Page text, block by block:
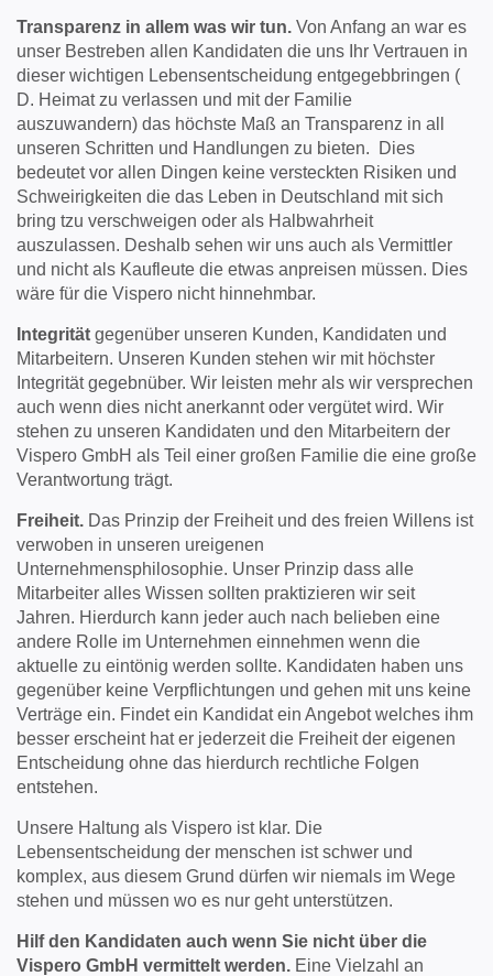
Transparenz in allem was wir tun. Von Anfang an war es
unser Bestreben allen Kandidaten die uns Ihr Vertrauen in
dieser wichtigen Lebensentscheidung entgegebbringen (
D. Heimat zu verlassen und mit der Familie
auszuwandern) das höchste Maß an Transparenz in all
unseren Schritten und Handlungen zu bieten.
Dies
bedeutet vor allen Dingen keine versteckten Risiken und
Schweirigkeiten die das Leben in Deutschland mit sich
bring tzu verschweigen oder als Halbwahrheit
auszulassen. Deshalb sehen wir uns auch als Vermittler
und nicht als Kaufleute die etwas anpreisen müssen. Dies
wäre für die Vispero nicht hinnehmbar.
Integrität gegenüber unseren Kunden, Kandidaten und
Mitarbeitern. Unseren Kunden stehen wir mit höchster
Integrität gegebnüber. Wir leisten mehr als wir versprechen
auch wenn dies nicht anerkannt oder vergütet wird. Wir
stehen zu unseren Kandidaten und den Mitarbeitern der
Vispero GmbH als Teil einer großen Familie die eine große
Verantwortung trägt.
Freiheit. Das Prinzip der Freiheit und des freien Willens ist
verwoben in unseren ureigenen
Unternehmensphilosophie. Unser Prinzip dass alle
Mitarbeiter alles Wissen sollten praktizieren wir seit
Jahren. Hierdurch kann jeder auch nach belieben eine
andere Rolle im Unternehmen einnehmen wenn die
aktuelle zu eintönig werden sollte. Kandidaten haben uns
gegenüber keine Verpflichtungen und gehen mit uns keine
Verträge ein. Findet ein Kandidat ein Angebot welches ihm
besser erscheint hat er jederzeit die Freiheit der eigenen
Entscheidung ohne das hierdurch rechtliche Folgen
entstehen.
Unsere Haltung als Vispero ist klar. Die
Lebensentscheidung der menschen ist schwer und
komplex, aus diesem Grund dürfen wir niemals im Wege
stehen und müssen wo es nur geht unterstützen.
Hilf den Kandidaten auch wenn Sie nicht über die
Vispero GmbH vermittelt werden. Eine Vielzahl an